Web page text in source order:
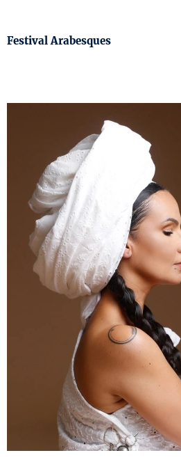
Festival Arabesques